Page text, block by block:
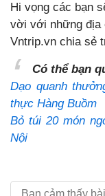
Hi vọng các bạn
vời với những địa
Vntrip.vn chia sẻ
Có thể bạn
Dạo quanh
thực Hàng Buồm
Bỏ túi 20 món
Nội